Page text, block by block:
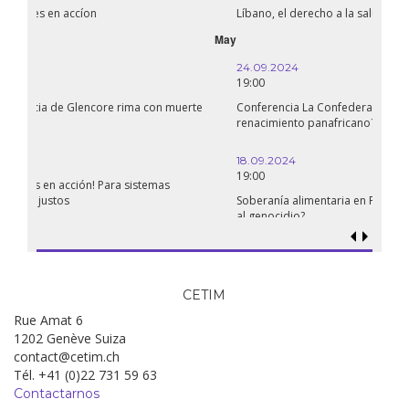
Líbano, el derecho a la salud en tiempos de guerra
Conferencia La Confederación de Estados del Sahel: ¿un
Soberanía alimentaria en Palestina: ¿qué perspectivas hay frente
Rue Amat 6
1202 Genève Suiza
contact@cetim.ch
Tél. +41 (0)22 731 59 63